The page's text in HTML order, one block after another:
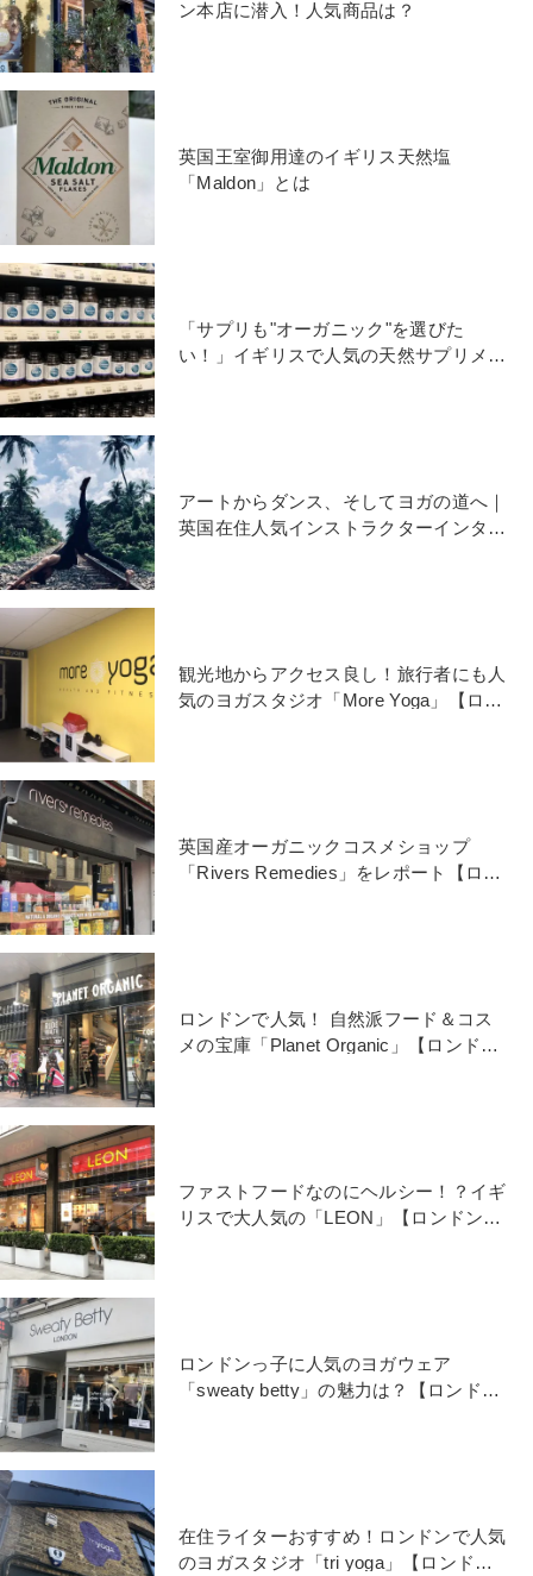
ン本店に潜入！人気商品は？
英国王室御用達のイギリス天然塩
「Maldon」とは
「サプリも"オーガニック"を選びた
い！」イギリスで人気の天然サプリメン
アートからダンス、そしてヨガの道へ｜
英国在住人気インストラクターインタビ
観光地からアクセス良し！旅行者にも人
気のヨガスタジオ「More Yoga」【ロン
英国産オーガニックコスメショップ
「Rivers Remedies」をレポート【ロン
ロンドンで人気！ 自然派フード＆コス
メの宝庫「Planet Organic」【ロンドン
ファストフードなのにヘルシー！？イギ
リスで大人気の「LEON」【ロンドンヨ
ロンドンっ子に人気のヨガウェア
「sweaty betty」の魅力は？【ロンドン
在住ライターおすすめ！ロンドンで人気
のヨガスタジオ「tri yoga」【ロンドン